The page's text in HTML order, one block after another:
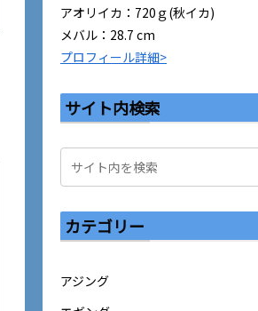
アオリイカ：720ｇ(秋イカ)
メバル：28.7 cm
プロフィール詳細>
サイト内検索
カテゴリー
アジング